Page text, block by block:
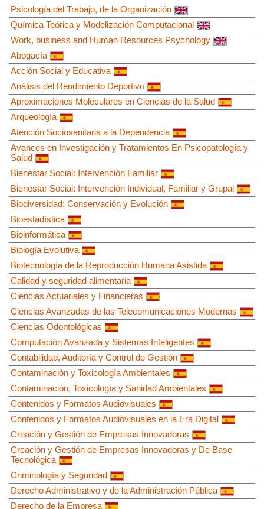
Psicología del Trabajo, de la Organización
Química Teórica y Modelización Computacional
Work, business and Human Resources Psychology
Abogacía
Acción Social y Educativa
Análisis del Rendimiento Deportivo
Aproximaciones Moleculares en Ciencias de la Salud
Arqueología
Atención Sociosanitaria a la Dependencia
Avances en Investigación y Tratamientos En Psicopatología y
Salud
Bienestar Social: Intervención Familiar
Bienestar Social: Intervención Individual, Familiar y Grupal
Biodiversidad: Conservación y Evolución
Bioestadística
Bioinformática
Biología Evolutiva
Biotecnología de la Reproducción Humana Asistida
Calidad y seguridad alimentaria
Ciencias Actuariales y Financieras
Ciencias Avanzadas de las Telecomunicaciones Modernas
Ciencias Odontológicas
Computación Avanzada y Sistemas Inteligentes
Contabilidad, Auditoría y Control de Gestión
Contaminación y Toxicología Ambientales
Contaminación, Toxicología y Sanidad Ambientales
Contenidos y Formatos Audiovisuales
Contenidos y Formatos Audiovisuales en la Era Digital
Creación y Gestión de Empresas Innovadoras
Creación y Gestión de Empresas Innovadoras y De Base
Tecnológica
Criminología y Seguridad
Derecho Administrativo y de la Administración Pública
Derecho de la Empresa